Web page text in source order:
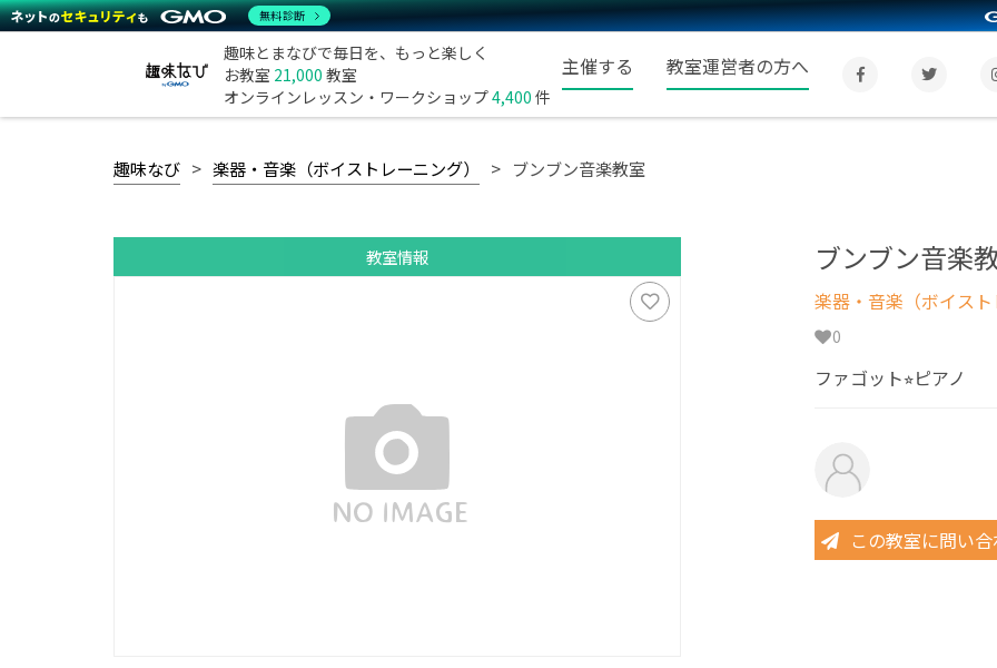
趣味とまなびで毎日を、もっと楽しく
お教室 21,000 教室
オンラインレッスン・ワークショップ4,400 件
主催する 教室運営者の方へ
趣味なび 楽器・音楽（ボイストレーニング） ブンブン音楽教室
教室情報 ブンブン音楽
楽器・音楽（ボイス
0
ファゴット⭐︎ピアノ
この教室に問い
無料診断